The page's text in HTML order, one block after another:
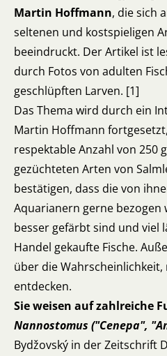
Martin Hoffmann, die sich
seltenen und kostspieligen
beeindruckt. Der Artikel ist
durch Fotos von adulten
geschlüpften Larven. [1]
Das Thema wird durch ein
Martin Hoffmann
respektable Anzahl von 250
gezüchteten Arten von
bestätigen, dass die von
Aquarianern gerne bezogen
besser gefärbt sind und viel
Handel gekaufte Fische.
über die Wahrscheinlichkeit,
entdecken.
Sie weisen auf zahlreiche
Nannostomus ("Cenepa",
Bydžovský in der Zeitschrift